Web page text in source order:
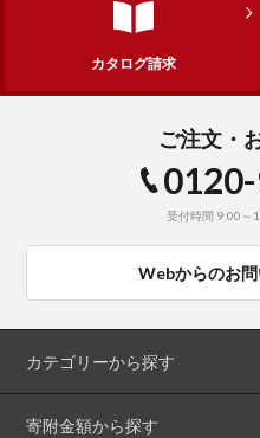
カタログ請求
ご注文・
受付時間 9:00～
Webからのお
カテゴリーから探す
寄附金額から探す